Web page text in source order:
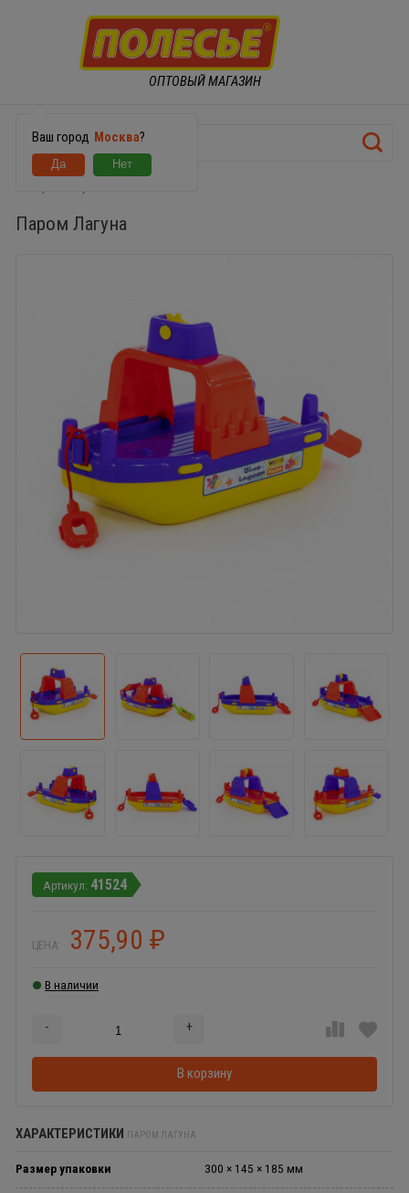
ОПТОВЫЙ МАГАЗИН
Ваш город Москва?
Паром Лагуна
41524
ЦЕНА: 375,90 ₽
В наличии
- +
В корзину
ХАРАКТЕРИСТИКИ ПАРОМ ЛАГУНА
Размер упаковки 300 × 145 × 185 мм